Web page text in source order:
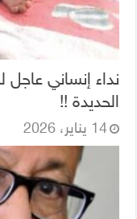
نداء إنساني
الحديدة !!
14 يناير، 2026